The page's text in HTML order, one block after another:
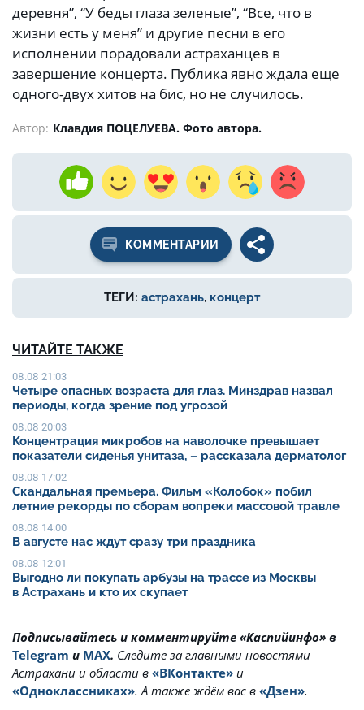
деревня”, “У беды глаза зеленые”, “Все, что в
жизни есть у меня” и другие песни в его
исполнении порадовали астраханцев в
завершение концерта. Публика явно ждала еще
одного-двух хитов на бис, но не случилось.
Автор: Клавдия ПОЦЕЛУЕВА. Фото автора.
КОММЕНТАРИИ
ТЕГИ: астрахань, концерт
ЧИТАЙТЕ ТАКЖЕ
08.08 21:03
Четыре опасных возраста для глаз. Минздрав назвал
периоды, когда зрение под угрозой
08.08 20:03
Концентрация микробов на наволочке превышает
показатели сиденья унитаза, – рассказала дерматолог
08.08 17:02
Скандальная премьера. Фильм «Колобок» побил
летние рекорды по сборам вопреки массовой травле
08.08 14:00
В августе нас ждут сразу три праздника
08.08 12:01
Выгодно ли покупать арбузы на трассе из Москвы
в Астрахань и кто их скупает
Подписывайтесь и комментируйте «Каспийинфо» в
Telegram и MAX. Cледите за главными новостями
Астрахани и области в «ВКонтакте» и
«Одноклассниках». А также ждём вас в «Дзен».